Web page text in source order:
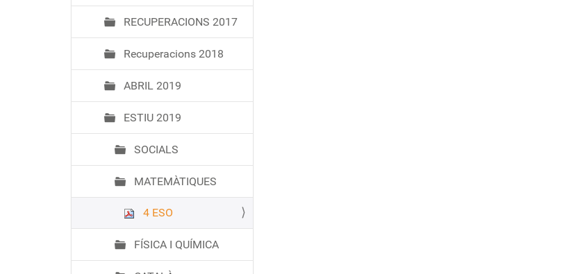
RECUPERACIONS 2017
Recuperacions 2018
ABRIL 2019
ESTIU 2019
SOCIALS
MATEMÀTIQUES
4 ESO
FÍSICA I QUÍMICA